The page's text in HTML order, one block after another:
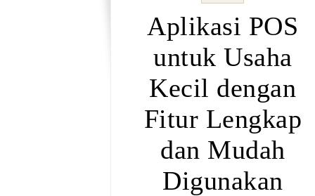
Aplikasi POS
untuk Usaha
Kecil dengan
Fitur Lengkap
dan Mudah
Digunakan